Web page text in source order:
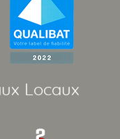
Locaux